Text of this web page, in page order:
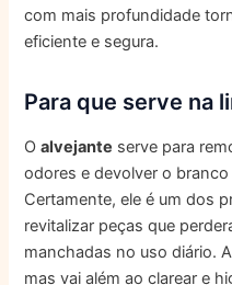
com mais profundidade
eficiente e segura.
Para que serve na
Oalvejante serve para
odores e devolver o
Certamente, ele é um dos
revitalizar peças que
manchadas no uso diário.
mas vai além ao clarear e